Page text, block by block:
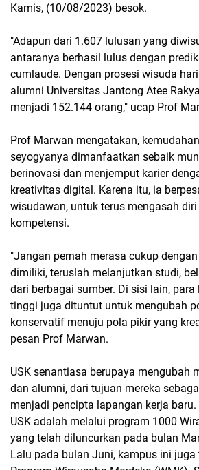
Kamis, (10/08/2023) besok.
"Adapun dari 1.607 lulusan yang
antaranya berhasil lulus dengan
cumlaude. Dengan prosesi wisuda
alumni Universitas Jantong Atee
menjadi 152.144 orang," ucap Prof
Prof Marwan mengatakan,
seyogyanya dimanfaatkan sebaik
berinovasi dan menjemput karier
kreativitas digital. Karena itu, ia
wisudawan, untuk terus mengasah
kompetensi.
"Jangan pernah merasa cukup
dimiliki, teruslah melanjutkan studi,
dari berbagai sumber. Di sisi lain,
tinggi juga dituntut untuk mengubah
konservatif menuju pola pikir yang
pesan Prof Marwan.
USK senantiasa berupaya mengubah
dan alumni, dari tujuan mereka
menjadi pencipta lapangan kerja
USK adalah melalui program 1000
yang telah diluncurkan pada bulan
Lalu pada bulan Juni, kampus ini